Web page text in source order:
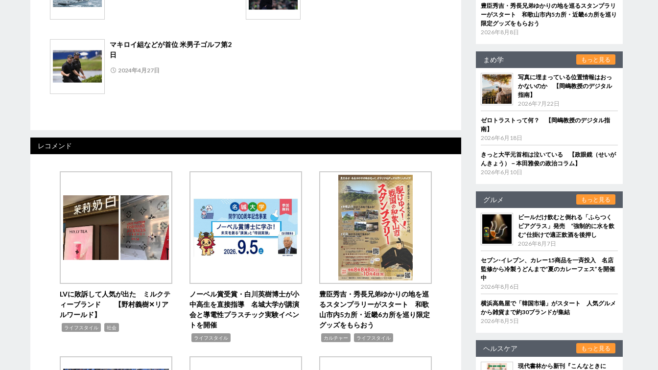
マキロイ組などが首位 米男子ゴルフ第2
日
2024年4月27日
レコメンド
LVに敗訴して人気が出た ミルクテ
ィーブランド 【野村義樹✕リア
ルワールド】
ライフスタイル 社会
ノーベル賞受賞・白川英樹博士が小
中高生を直接指導 名城大学が講演
会と導電性プラスチック実験イベン
トを開催
ライフスタイル
豊臣秀吉・秀長兄弟ゆかりの地を巡
るスタンプラリーがスタート 和歌
山市内5カ所・近畿6カ所を巡り限定
グッズをもらおう
カルチャー ライフスタイル
豊臣秀吉・秀長兄弟ゆかりの地を巡るスタンプラリ
ーがスタート 和歌山市内5カ所・近畿6カ所を巡り
限定グッズをもらおう
2026年8月8日
まめ学 もっと見る
写真に埋まっている位置情報はおっ
かないのか 【岡嶋教授のデジタル
指南】
2026年7月22日
ゼロトラストって何？ 【岡嶋教授のデジタル指
南】
2026年6月18日
きっと大平元首相は泣いている 【政眼鏡（せいが
んきょう）－本田雅俊の政治コラム】
2026年6月10日
グルメ もっと見る
ビールだけ飲むと倒れる「ふらつく
ビアグラス」発売 “強制的に水を飲
む”仕掛けで適正飲酒を後押し
2026年8月7日
セブン‐イレブン、カレー15商品を一斉投入 名店
監修から冷製うどんまで“夏のカレーフェス”を開催
中
2026年8月6日
横浜高島屋で「韓国市場」がスタート 人気グルメ
から雑貨まで約30ブランドが集結
2026年8月5日
ヘルスケア もっと見る
現代書林から新刊『こんなときに